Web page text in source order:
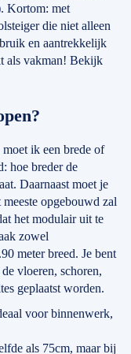
Kortom: met
die niet alleen
en aantrekkelijk
als vakman! Bekijk
ik een brede of
hoe breder de
Daarnaast moet je
opgebouwd zal
het modulair uit te
zowel
meter breed. Je bent
vloeren, schoren,
geplaatst worden.
voor binnenwerk,
als 75cm, maar bij